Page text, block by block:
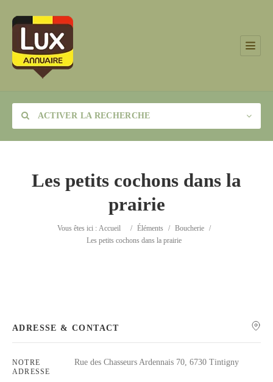
ACTIVER LA RECHERCHE
Rechercher
Les petits cochons dans la
prairie
Vous êtes ici : Accueil / Éléments / Boucherie /
Les petits cochons dans la prairie
ADRESSE & CONTACT
NOTRE
ADRESSE
Rue des Chasseurs Ardennais 70, 6730 Tintigny